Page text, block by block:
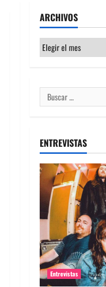
ARCHIVOS
Archivos
Buscar:
ENTREVISTAS
Entrevistas